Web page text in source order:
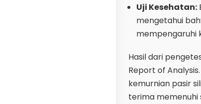
Uji Kesehatan:
mengetahui
mempengaruhi
Hasil dari
Report of
kemurnian pasir
terima memenuhi